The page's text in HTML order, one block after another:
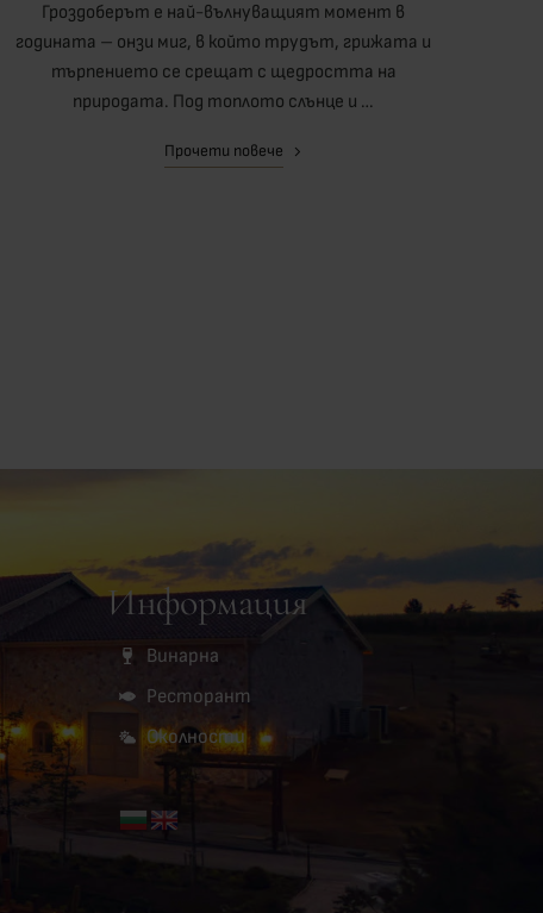
Гроздоберът е най-вълнуващият момент в
годината – онзи миг, в който трудът, грижата и
търпението се срещат с щедростта на
природата. Под топлото слънце и …
Прочети повече
Информация
Винарна
Ресторант
Околности